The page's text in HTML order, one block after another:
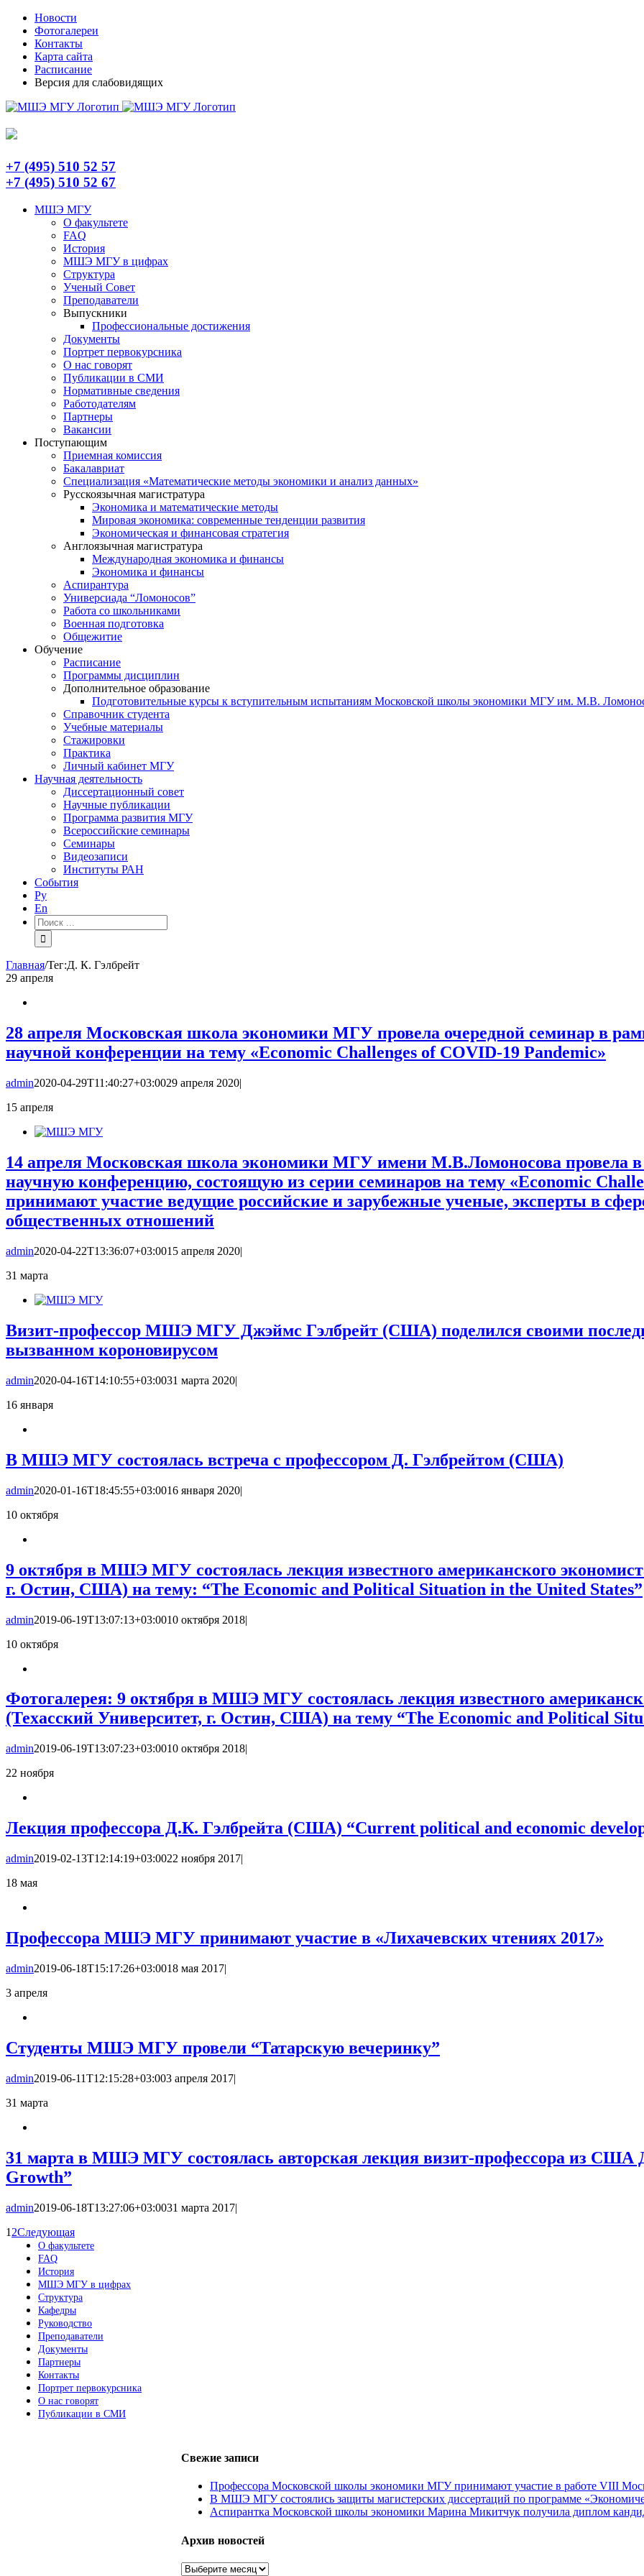
Skip
content
TelegramНовости
Фотогалереи
Контакты
Карта сайта
Расписание
Версия для слабовидящих
+7 (495) 510 52 57
+7 (495) 510 52 67
МШЭ МГУ
О факультете
FAQ
История
МШЭ МГУ в цифрах
Структура
Ученый Совет
Преподаватели
Выпускники
Профессиональные достижения
Документы
Портрет первокурсника
О нас говорят
Публикации в СМИ
Нормативные сведения
Работодателям
Партнеры
Вакансии
Поступающим
Приемная комиссия
Бакалавриат
Специализация «Математические методы экономики и анализ данных»
Русскоязычная магистратура
Экономика и математические методы
Мировая экономика: современные тенденции развития
Экономическая и финансовая стратегия
Англоязычная магистратура
Международная экономика и финансы
Экономика и финансы
Аспирантура
Универсиада “Ломоносов”
Работа со школьниками
Военная подготовка
Общежитие
Обучение
Расписание
Программы дисциплин
Дополнительное образование
Подготовительные курсы к вступительным испытаниям Московской школы экономики МГУ им. М.В.
Справочник студента
Учебные материалы
Стажировки
Практика
Личный кабинет МГУ
Научная деятельность
Диссертационный совет
Научные публикации
Программа развития МГУ
Всероссийские семинары
Семинары
Видеозаписи
Институты РАН
События
Ру
En
Результат
поиска:
Главная/Тег:Д. К. Гэлбрейт
29 апреля
28 апреля Московская школа экономики МГУ провела очередной семинар в
научной конференции на тему «Economic Challenges of COVID-19 Pandemic»
admin2020-04-29T11:40:27+03:0029 апреля 2020|
15 апреля
14 апреля Московская школа экономики МГУ имени М.В.Ломоносова провела
научную конференцию, состоящую из серии семинаров на тему «Economic
принимают участие ведущие российские и зарубежные ученые, эксперты в
общественных отношений
admin2020-04-22T13:36:07+03:0015 апреля 2020|
31 марта
Визит-профессор МШЭ МГУ Джэймс Гэлбрейт (США) поделился своими
вызванном короновирусом
admin2020-04-16T14:10:55+03:0031 марта 2020|
16 января
В МШЭ МГУ состоялась встреча с профессором Д. Гэлбрейтом (США)
admin2020-01-16T18:45:55+03:0016 января 2020|
10 октября
9 октября в МШЭ МГУ состоялась лекция известного американского
г. Остин, США) на тему: “The Economic and Political Situation in the United States”
admin2019-06-19T13:07:13+03:0010 октября 2018|
10 октября
Фотогалерея: 9 октября в МШЭ МГУ состоялась лекция известного
(Техасский Университет, г. Остин, США) на тему “The Economic and Political
admin2019-06-19T13:07:23+03:0010 октября 2018|
22 ноября
Лекция профессора Д.К. Гэлбрейта (США) “Current political and economic
admin2019-02-13T12:14:19+03:0022 ноября 2017|
18 мая
Профессора МШЭ МГУ принимают участие в «Лихачевских чтениях 2017»
admin2019-06-18T15:17:26+03:0018 мая 2017|
3 апреля
Студенты МШЭ МГУ провели “Татарскую вечеринку”
admin2019-06-11T12:15:28+03:003 апреля 2017|
31 марта
31 марта в МШЭ МГУ состоялась авторская лекция визит-профессора из США
Growth”
admin2019-06-18T13:27:06+03:0031 марта 2017|
1 2Следующая
Свежие записи
Профессора Московской школы экономики МГУ принимают участие в работе VIII
В МШЭ МГУ состоялись защиты магистерских диссертаций по программе
Аспирантка Московской школы экономики Марина Микитчук получила диплом
Архив новостей
Архив
О факультете
FAQ
История
МШЭ МГУ в цифрах
Структура
Кафедры
Руководство
Преподаватели
Документы
Партнеры
Контакты
Портрет первокурсника
О нас говорят
Публикации в СМИ